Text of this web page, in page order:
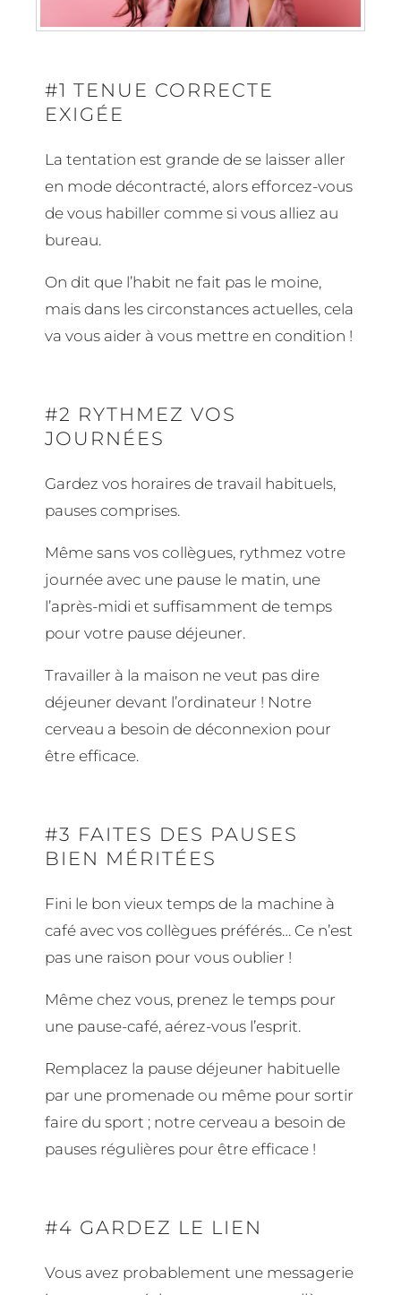
#1 TENUE CORRECTE
EXIGÉE
La tentation est grande de se laisser aller
en mode décontracté, alors efforcez-vous
de vous habiller comme si vous alliez au
bureau.
On dit que l’habit ne fait pas le moine,
mais dans les circonstances actuelles, cela
va vous aider à vous mettre en condition !
#2 RYTHMEZ VOS
JOURNÉES
Gardez vos horaires de travail habituels,
pauses comprises.
Même sans vos collègues, rythmez votre
journée avec une pause le matin, une
l’après-midi et suffisamment de temps
pour votre pause déjeuner.
Travailler à la maison ne veut pas dire
déjeuner devant l’ordinateur ! Notre
cerveau a besoin de déconnexion pour
être efficace.
#3 FAITES DES PAUSES
BIEN MÉRITÉES
Fini le bon vieux temps de la machine à
café avec vos collègues préférés… Ce n’est
pas une raison pour vous oublier !
Même chez vous, prenez le temps pour
une pause-café, aérez-vous l’esprit.
Remplacez la pause déjeuner habituelle
par une promenade ou même pour sortir
faire du sport ; notre cerveau a besoin de
pauses régulières pour être efficace !
#4 GARDEZ LE LIEN
Vous avez probablement une messagerie